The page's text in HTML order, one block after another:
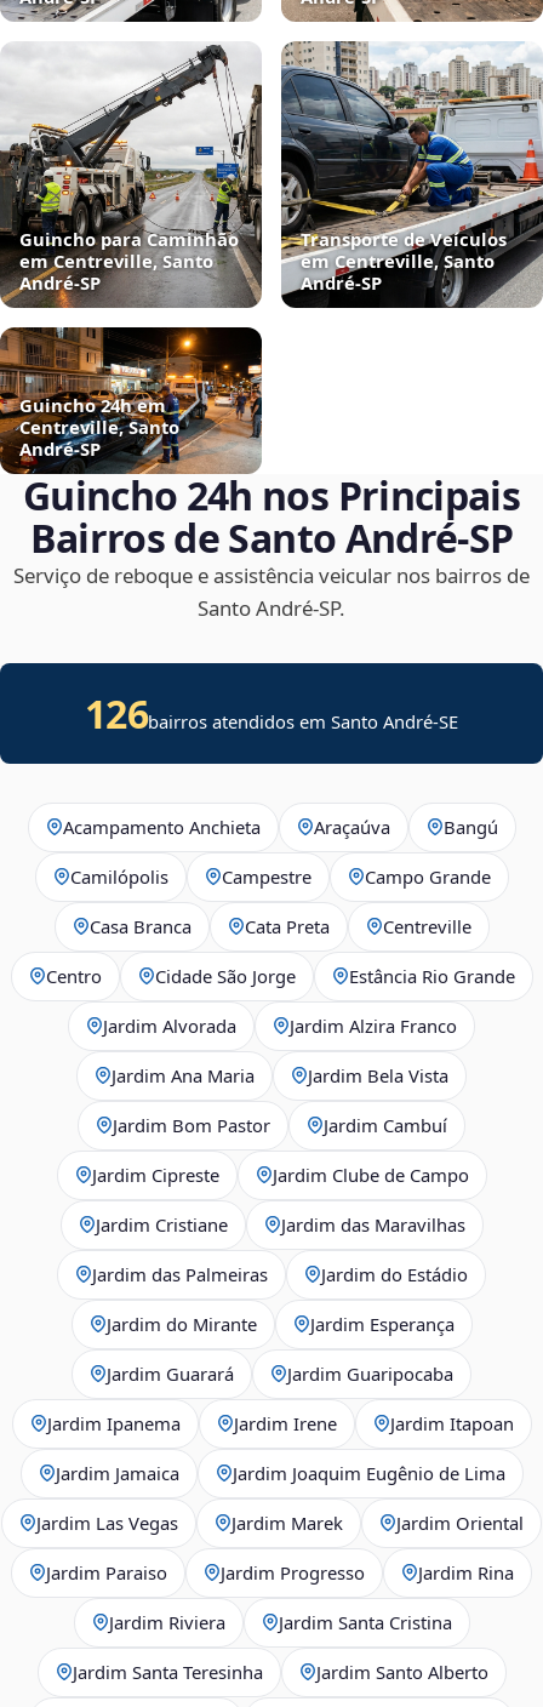
Guincho para Caminhão
em Centreville, Santo
André‑SP
Transporte de Veículos
em Centreville, Santo
André‑SP
Guincho 24h em
Centreville, Santo
André‑SP
Guincho 24h nos Principais
Bairros de Santo André‑SP
Serviço de reboque e assistência veicular nos bairros de
Santo André‑SP.
126bairros atendidos emSanto André-SE
Acampamento Anchieta Araçaúva Bangú
Camilópolis Campestre Campo Grande
Casa Branca Cata Preta Centreville
Centro Cidade São Jorge Estância Rio Grande
Jardim Alvorada Jardim Alzira Franco
Jardim Ana Maria Jardim Bela Vista
Jardim Bom Pastor Jardim Cambuí
Jardim Cipreste Jardim Clube de Campo
Jardim Cristiane Jardim das Maravilhas
Jardim das Palmeiras Jardim do Estádio
Jardim do Mirante Jardim Esperança
Jardim Guarará Jardim Guaripocaba
Jardim Ipanema Jardim Irene Jardim Itapoan
Jardim Jamaica Jardim Joaquim Eugênio de Lima
Jardim Las Vegas Jardim Marek Jardim Oriental
Jardim Paraiso Jardim Progresso Jardim Rina
Jardim Riviera Jardim Santa Cristina
Jardim Santa Teresinha Jardim Santo Alberto